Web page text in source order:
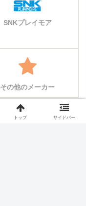
SNKプレイモア
その他のメーカー
トップ サイドバー